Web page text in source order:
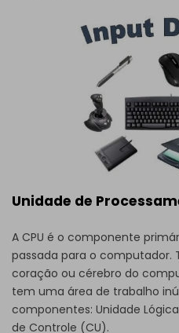
Unidade de
A CPU é o componente
passada para o
coração ou cérebro do
tem uma área de trabalho
componentes: Unidade
de Controle (CU).